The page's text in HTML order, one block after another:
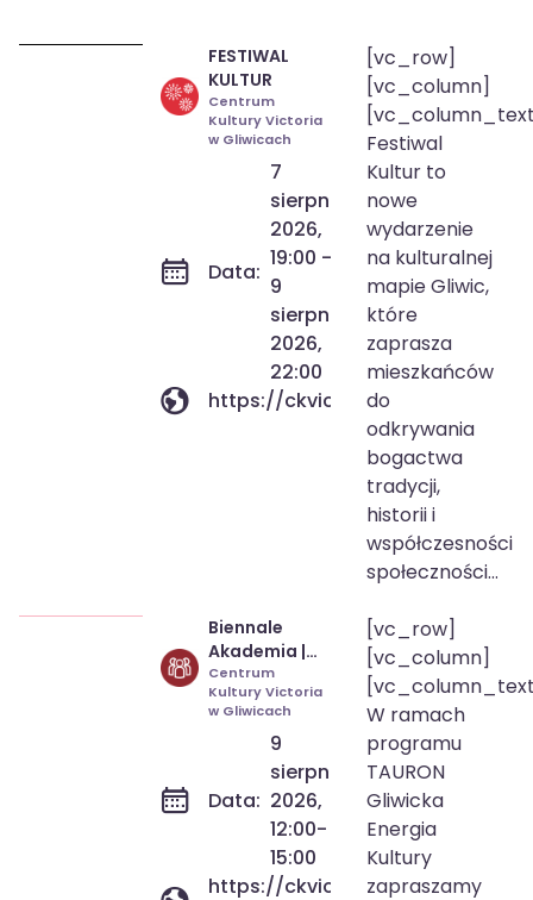
19:00
22:00
FESTIWAL
KULTUR
Centrum
Kultury Victoria
w Gliwicach
Data:
7
sierpnia
2026,
19:00 -
9
sierpnia
2026,
22:00
https://ckvictoria.pl/wydarzenie/
[vc_row]
[vc_column]
Festiwal
Kultur to
nowe
wydarzenie
na kulturalnej
mapie Gliwic,
które
zaprasza
mieszkańców
do
odkrywania
bogactwa
tradycji,
historii i
współczesności
społeczności...
12:00-15:00
Biennale
Akademia |
Urban
Sketching
Centrum
Kultury Victoria
w Gliwicach
Data:
9
sierpnia
2026,
12:00-
15:00
https://ckvictoria.pl/
[vc_row]
[vc_column]
W ramach
programu
TAURON
Gliwicka
Energia
Kultury
zapraszamy